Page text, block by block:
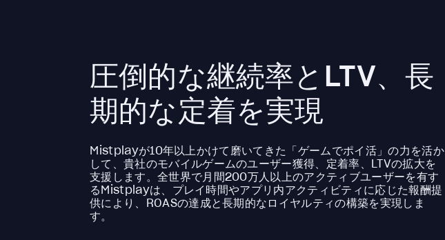
圧倒的な継続率とLTV、長
期的な定着を実現
Mistplayが10年以上かけて磨いてきた「ゲームでポイ活」の力を活か
して、貴社のモバイルゲームのユーザー獲得、定着率、LTVの拡大を
支援します。全世界で月間200万人以上のアクティブユーザーを有す
るMistplayは、プレイ時間やアプリ内アクティビティに応じた報酬提
供により、ROASの達成と長期的なロイヤルティの構築を実現しま
す。